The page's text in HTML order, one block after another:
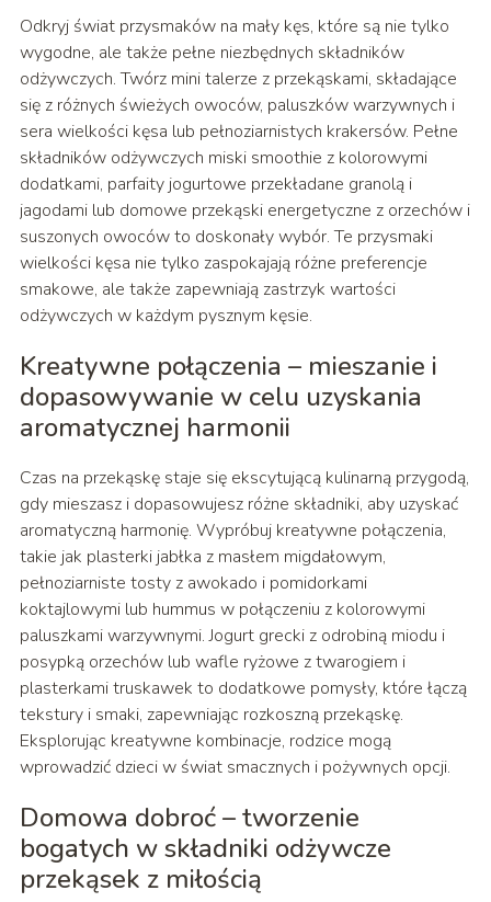
Odkryj świat przysmaków na mały kęs, które są nie tylko
wygodne, ale także pełne niezbędnych składników
odżywczych. Twórz mini talerze z przekąskami, składające
się z różnych świeżych owoców, paluszków warzywnych i
sera wielkości kęsa lub pełnoziarnistych krakersów. Pełne
składników odżywczych miski smoothie z kolorowymi
dodatkami, parfaity jogurtowe przekładane granolą i
jagodami lub domowe przekąski energetyczne z orzechów i
suszonych owoców to doskonały wybór. Te przysmaki
wielkości kęsa nie tylko zaspokajają różne preferencje
smakowe, ale także zapewniają zastrzyk wartości
odżywczych w każdym pysznym kęsie.
Kreatywne połączenia – mieszanie i
dopasowywanie w celu uzyskania
aromatycznej harmonii
Czas na przekąskę staje się ekscytującą kulinarną przygodą,
gdy mieszasz i dopasowujesz różne składniki, aby uzyskać
aromatyczną harmonię. Wypróbuj kreatywne połączenia,
takie jak plasterki jabłka z masłem migdałowym,
pełnoziarniste tosty z awokado i pomidorkami
koktajlowymi lub hummus w połączeniu z kolorowymi
paluszkami warzywnymi. Jogurt grecki z odrobiną miodu i
posypką orzechów lub wafle ryżowe z twarogiem i
plasterkami truskawek to dodatkowe pomysły, które łączą
tekstury i smaki, zapewniając rozkoszną przekąskę.
Eksplorując kreatywne kombinacje, rodzice mogą
wprowadzić dzieci w świat smacznych i pożywnych opcji.
Domowa dobroć – tworzenie
bogatych w składniki odżywcze
przekąsek z miłością